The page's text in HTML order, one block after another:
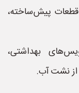
پیش‌ساخته،
بهداشتی،
از نشت آب.